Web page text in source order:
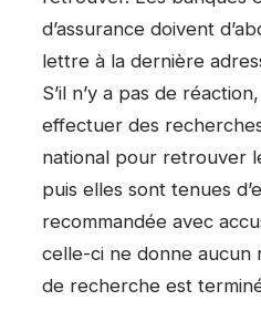
d’assurance doivent
lettre à la dernière
S’il n’y a pas de
effectuer des
national pour retrouver
puis elles sont tenues
recommandée avec
celle-ci ne donne
de recherche est